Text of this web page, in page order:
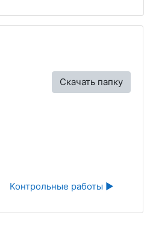
Скачать папку
Контрольные работы ▶︎